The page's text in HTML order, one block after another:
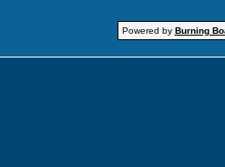
Powered by Burning